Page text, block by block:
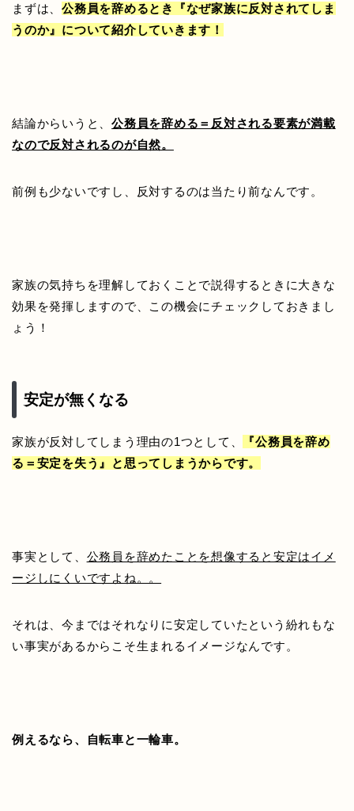
まずは、公務員を辞めるとき『なぜ家族に反対されてしま
うのか』について紹介していきます！
結論からいうと、公務員を辞める＝反対される要素が満載
なので反対されるのが自然。
前例も少ないですし、反対するのは当たり前なんです。
家族の気持ちを理解しておくことで説得するときに大きな
効果を発揮しますので、この機会にチェックしておきまし
ょう！
安定が無くなる
家族が反対してしまう理由の1つとして、
『公務員を辞め
る＝安定を失う』と思ってしまうからです。
事実として、 公務員を辞めたことを想像すると安定はイメ
ージしにくいですよね。。
それは、今まではそれなりに安定していたという紛れもな
い事実があるからこそ生まれるイメージなんです。
例えるなら、自転車と一輪車。